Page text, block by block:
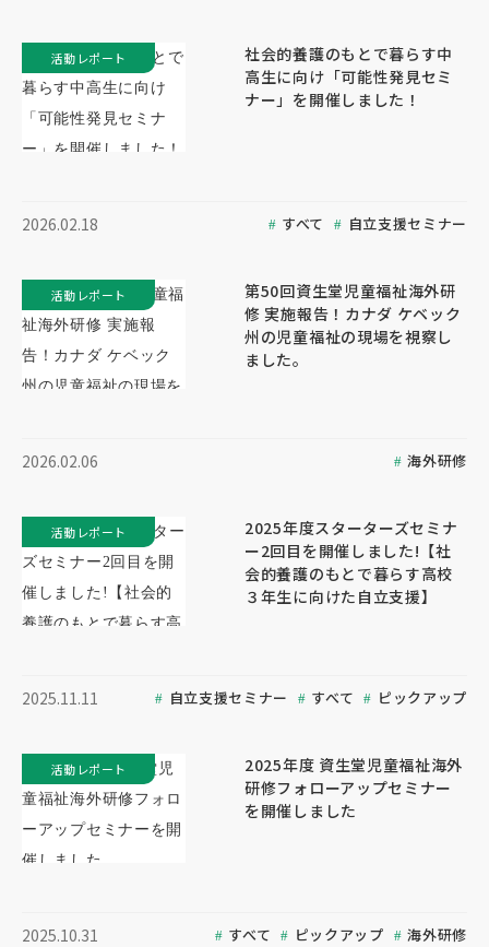
社会的養護のもとで暮らす中
高生に向け「可能性発見セミ
ナー」を開催しました！
2026.02.18 すべて 自立支援セミナー
活動レポート
第50回資生堂児童福祉海外研
修 実施報告！カナダ ケベック
州の児童福祉の現場を視察し
ました。
2026.02.06 海外研修
活動レポート
2025年度スターターズセミナ
ー2回目を開催しました!【社
会的養護のもとで暮らす高校
３年生に向けた自立支援】
2025.11.11 自立支援セミナー すべて ピックアップ
活動レポート
2025年度 資生堂児童福祉海外
研修フォローアップセミナー
を開催しました
2025.10.31 すべて ピックアップ 海外研修
活動レポート